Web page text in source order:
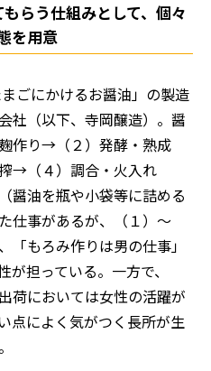
らう仕組みとして、個々
を用意
ごにかけるお醤油」の製造
社（以下、寺岡醸造）。醤
作り→（２）発酵・熟成
→（４）調合・火入れ
油を瓶や小袋等に詰める
仕事があるが、（１）～
「もろみ作りは男の仕事」
が担っている。一方で、
荷においては女性の活躍が
点によく気がつく長所が生